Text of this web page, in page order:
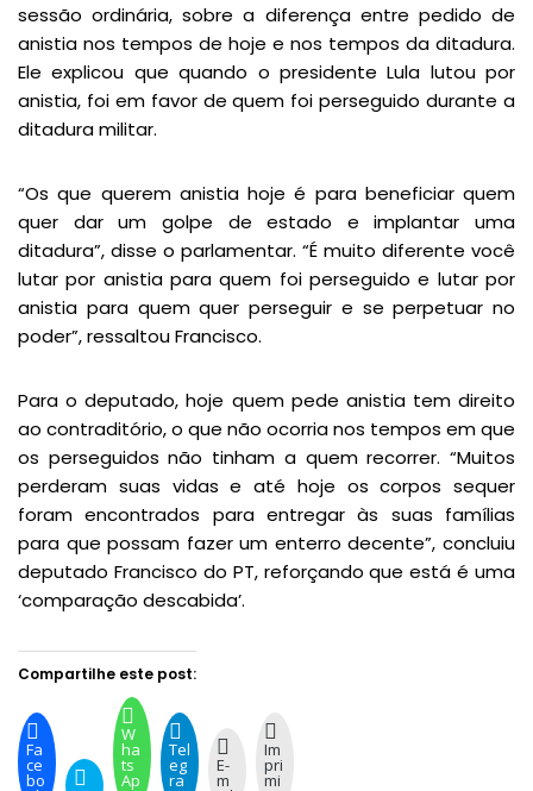
sessão ordinária, sobre a diferença entre pedido de
anistia nos tempos de hoje e nos tempos da ditadura.
Ele explicou que quando o presidente Lula lutou por
anistia, foi em favor de quem foi perseguido durante a
ditadura militar.
“Os que querem anistia hoje é para beneficiar quem
quer dar um golpe de estado e implantar uma
ditadura”, disse o parlamentar. “É muito diferente você
lutar por anistia para quem foi perseguido e lutar por
anistia para quem quer perseguir e se perpetuar no
poder”, ressaltou Francisco.
Para o deputado, hoje quem pede anistia tem direito
ao contraditório, o que não ocorria nos tempos em que
os perseguidos não tinham a quem recorrer. “Muitos
perderam suas vidas e até hoje os corpos sequer
foram encontrados para entregar às suas famílias
para que possam fazer um enterro decente”, concluiu
deputado Francisco do PT, reforçando que está é uma
‘comparação descabida’.
Compartilhe este post:
Fa
ce
bo
W
ha
ts
Ap
Tel
eg
ra
E-
m
Im
pri
mi